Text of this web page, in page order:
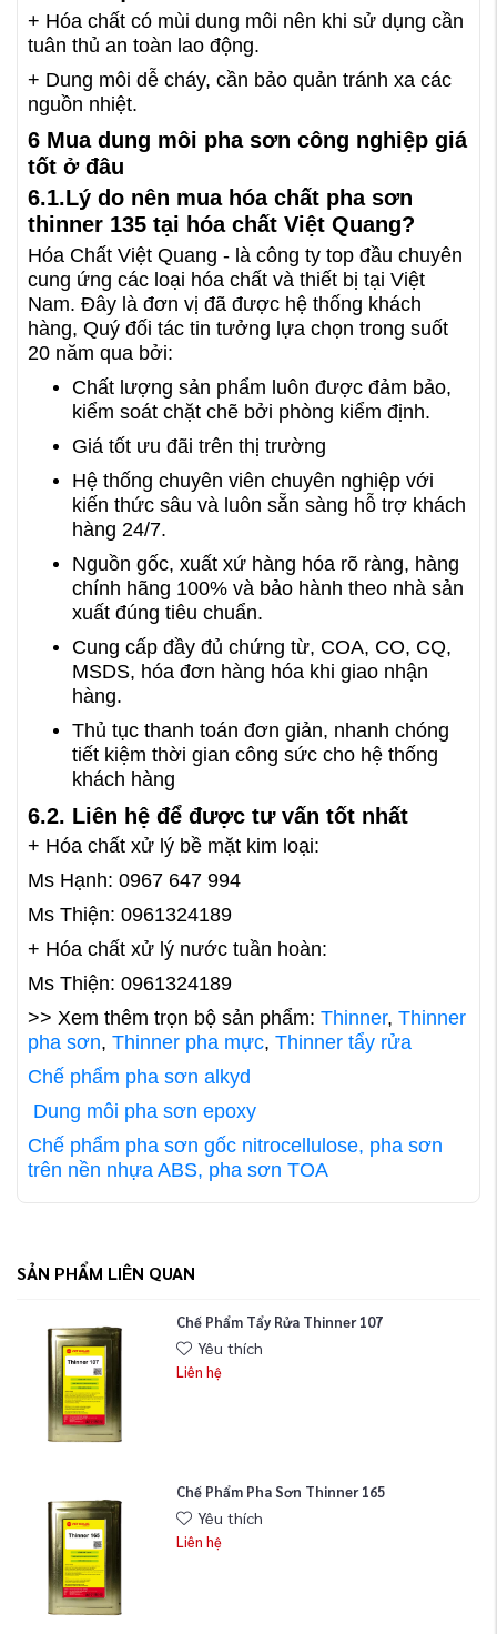
+ Hóa chất có mùi dung môi nên khi sử dụng cần
tuân thủ an toàn lao động.
+ Dung môi dễ cháy, cần bảo quản tránh xa các
nguồn nhiệt.
6 Mua dung môi pha sơn công nghiệp giá
tốt ở đâu
6.1.Lý do nên mua hóa chất pha sơn
thinner 135 tại hóa chất Việt Quang?
Hóa Chất Việt Quang - là công ty top đầu chuyên
cung ứng các loại hóa chất và thiết bị tại Việt
Nam. Đây là đơn vị đã được hệ thống khách
hàng, Quý đối tác tin tưởng lựa chọn trong suốt
20 năm qua bởi:
Chất lượng sản phẩm luôn được đảm bảo,
kiểm soát chặt chẽ bởi phòng kiểm định.
Giá tốt ưu đãi trên thị trường
Hệ thống chuyên viên chuyên nghiệp với
kiến thức sâu và luôn sẵn sàng hỗ trợ khách
hàng 24/7.
Nguồn gốc, xuất xứ hàng hóa rõ ràng, hàng
chính hãng 100% và bảo hành theo nhà sản
xuất đúng tiêu chuẩn.
Cung cấp đầy đủ chứng từ, COA, CO, CQ,
MSDS, hóa đơn hàng hóa khi giao nhận
hàng.
Thủ tục thanh toán đơn giản, nhanh chóng
tiết kiệm thời gian công sức cho hệ thống
khách hàng
6.2. Liên hệ để được tư vấn tốt nhất
+ Hóa chất xử lý bề mặt kim loại:
Ms Hạnh: 0967 647 994
Ms Thiện: 0961324189
+ Hóa chất xử lý nước tuần hoàn:
Ms Thiện: 0961324189
>> Xem thêm trọn bộ sản phẩm: Thinner, Thinner
pha sơn, Thinner pha mực, Thinner tẩy rửa
Chế phẩm pha sơn alkyd
Dung môi pha sơn epoxy
Chế phẩm pha sơn gốc nitrocellulose, pha sơn
trên nền nhựa ABS, pha sơn TOA
SẢN PHẨM LIÊN QUAN
Chế Phẩm Tẩy Rửa Thinner 107
Yêu thích
Liên hệ
Chế Phẩm Pha Sơn Thinner 165
Yêu thích
Liên hệ